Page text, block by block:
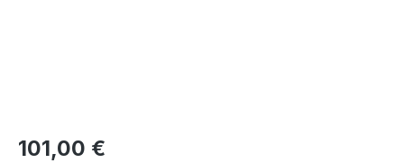
Regulärer Preis:
101,00 €